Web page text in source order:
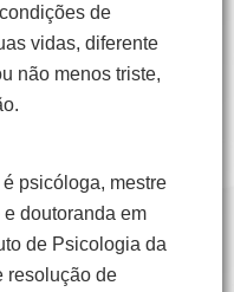
de
vidas, diferente
não menos triste,
psicóloga, mestre
doutoranda em
de Psicologia da
resolução de